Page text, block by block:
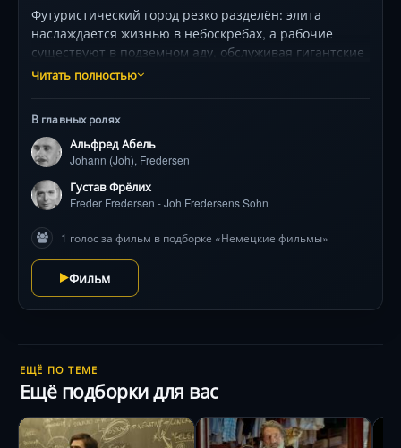
Футуристический город резко разделён: элита
наслаждается жизнью в небоскрёбах, а рабочие
существуют в подземном аду, обслуживая гигантские
машины. Сын владыки метрополиса, случайно
попытки помочь обездоленным совпадают с
появлением загадочного андроида, чьё сходство с
Марией вызывает хаос. Гениальные спецэффекты
(миниатюрные города, трансформация робота),
библейские аллюзии и игра Бригитте Хельм в
жгучую тему: может ли сердце примирить руки
рабочих и головы правителей перед лицом
технологического кошмара?
Читать полностью
В главных ролях
Альфред Абель
Johann (Joh), Fredersen
Густав Фрёлих
Freder Fredersen - Joh Fredersens Sohn
1 голос за фильм в подборке «Немецкие фильмы»
Фильм
ЕЩЁ ПО ТЕМЕ
Ещё подборки для вас